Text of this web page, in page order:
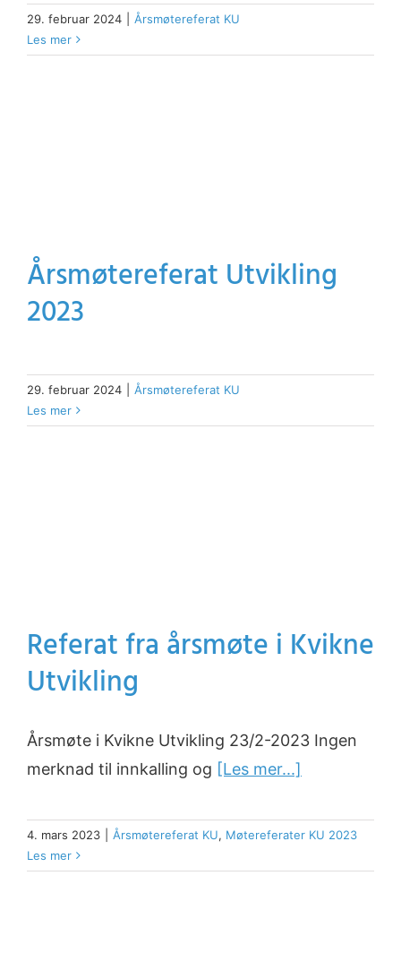
29. februar 2024
Årsmøtereferat KU
Les mer
Årsmøtereferat Utvikling
2023
29. februar 2024
Årsmøtereferat KU
Les mer
Referat fra årsmøte i Kvikne
Utvikling
Årsmøte i Kvikne Utvikling 23/2-2023 Ingen
merknad til innkalling og [Les mer...]
4. mars 2023 Årsmøtereferat KU, Møtereferater KU 2023
Les mer